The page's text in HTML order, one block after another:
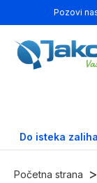
Pozovi
Do isteka zaliha
Početna strana >